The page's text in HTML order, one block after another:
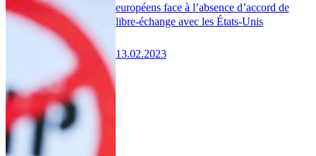
européens face à l’absence d’accord de
libre-échange avec les États-Unis
13.02.2023